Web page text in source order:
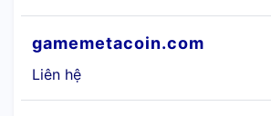
gamemetacoin.com
Liên hệ